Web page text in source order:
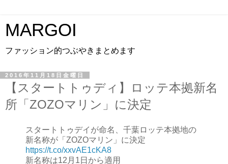
MARGOI
ファッション的つぶやきまとめます
2016年11月18日金曜日
【スタートトゥディ】ロッテ本拠新名
所「ZOZOマリン」に決定
スタートトゥデイが命名、千葉ロッテ本拠地の
新名称が「ZOZOマリン」に決定
https://t.co/xxvAE1cKA8
新名称は12月1日から適用